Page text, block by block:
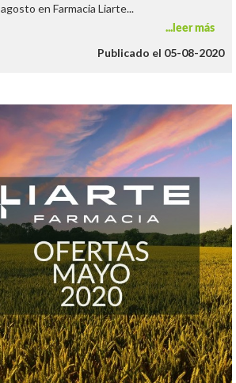
agosto en Farmacia Liarte...
leer más
Publicado el 05-08-2020